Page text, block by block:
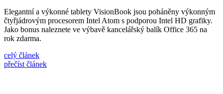
Elegantní a výkonné tablety VisionBook jsou poháněny výkonným
čtyřjádrovým procesorem Intel Atom s podporou Intel HD grafiky.
Jako bonus naleznete ve výbavě kancelářský balík Office 365 na
rok zdarma.
celý článek
přečíst článek